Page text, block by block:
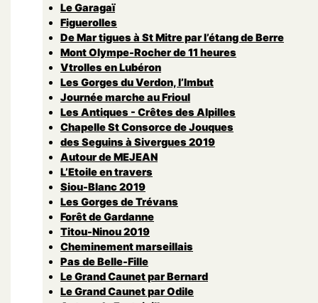
Le Garagaï
Figuerolles
De Mar tigues à St Mitre par l’étang de Berre
Mont Olympe-Rocher de 11 heures
Vtrolles en Lubéron
Les Gorges du Verdon, l’Imbut
Journée marche au Frioul
Les Antiques - Crêtes des Alpilles
Chapelle St Consorce de Jouques
des Seguins à Sivergues 2019
Autour de MEJEAN
L’Etoile en travers
Siou-Blanc 2019
Les Gorges de Trévans
Forêt de Gardanne
Titou-Ninou 2019
Cheminement marseillais
Pas de Belle-Fille
Le Grand Caunet par Bernard
Le Grand Caunet par Odile